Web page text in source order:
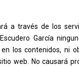
a través de los
García
los contenidos, ni
web. No causará